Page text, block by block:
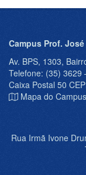
Campus Prof.
Av. BPS, 1303,
Telefone: (35) 3629
Caixa Postal 50
Mapa do Campus
Rua Irmã Ivone